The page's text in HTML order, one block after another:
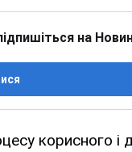
на
корисного і